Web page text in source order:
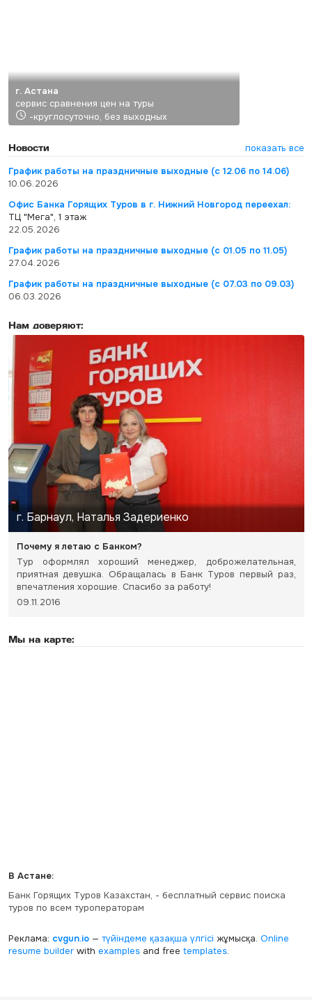
г. Астана
сервис сравнения цен на туры
-круглосуточно, без выходных
Новости
показать все
График работы на праздничные выходные (с 12.06 по 14.06)
10.06.2026
Офис Банка Горящих Туров в г. Нижний Новгород переехал:
ТЦ "Мега", 1 этаж
22.05.2026
График работы на праздничные выходные (с 01.05 по 11.05)
27.04.2026
График работы на праздничные выходные (с 07.03 по 09.03)
06.03.2026
Нам доверяют:
г. Барнаул, Наталья Задериенко
Почему я летаю с Банком?
Тур оформлял хороший менеджер, доброжелательная,
приятная девушка. Обращалась в Банк Туров первый раз,
впечатления хорошие. Спасибо за работу!
09.11.2016
Мы на карте:
В Астане:
Банк Горящих Туров Казахстан, - бесплатный сервис поиска
туров по всем туроператорам
Реклама: cvgun.io— түйіндеме қазақша үлгісі жұмысқа. Online
resume builderwith examplesand free templates.